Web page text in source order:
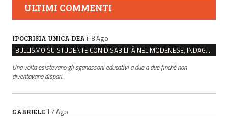
ULTIMI COMMENTI
IPOCRISIA UNICA DEA il 8 Ago
BULLISMO SU STUDENTE CON DISABILITÀ NEL MODENESE, INDAGATI DUE RAGAZZI DI 16 ANNI
Una volta esistevano gli sganassoni educativi a due a due finché non
diventavano dispari.
GABRIELE il 7 Ago